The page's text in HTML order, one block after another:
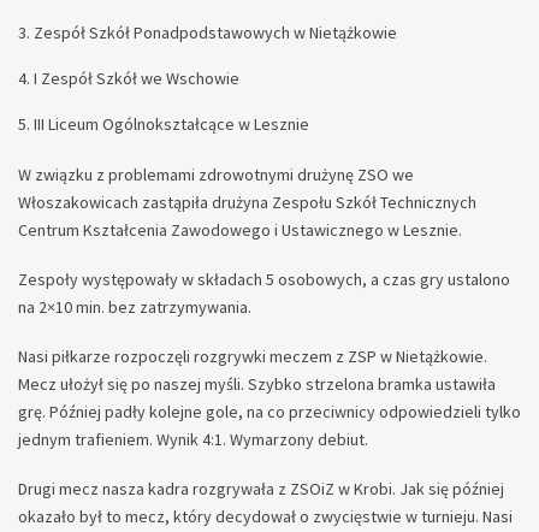
Zespół Szkół Ponadpodstawowych w Nietążkowie
I Zespół Szkół we Wschowie
III Liceum Ogólnokształcące w Lesznie
W związku z problemami zdrowotnymi drużynę ZSO we
Włoszakowicach zastąpiła drużyna Zespołu Szkół Technicznych
Centrum Kształcenia Zawodowego i Ustawicznego w Lesznie.
Zespoły występowały w składach 5 osobowych, a czas gry ustalono
na 2×10 min. bez zatrzymywania.
Nasi piłkarze rozpoczęli rozgrywki meczem z ZSP w Nietążkowie.
Mecz ułożył się po naszej myśli. Szybko strzelona bramka ustawiła
grę. Później padły kolejne gole, na co przeciwnicy odpowiedzieli tylko
jednym trafieniem. Wynik 4:1. Wymarzony debiut.
Drugi mecz nasza kadra rozgrywała z ZSOiZ w Krobi. Jak się później
okazało był to mecz, który decydował o zwycięstwie w turnieju. Nasi